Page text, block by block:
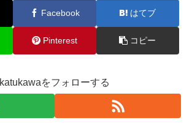
Facebook はてブ
Pinterest コピー
katukawaをフォローする